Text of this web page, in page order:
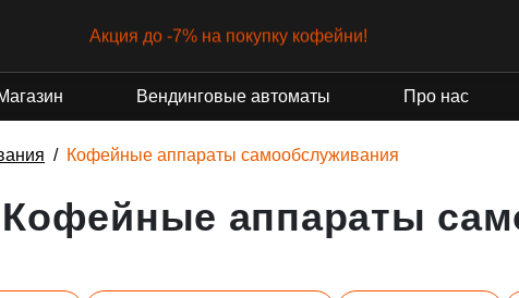
Акция до -7% на покупку кофейни!
Вендинговые автоматы Про нас
Кофейные аппараты самообслуживания
Кофейные аппараты